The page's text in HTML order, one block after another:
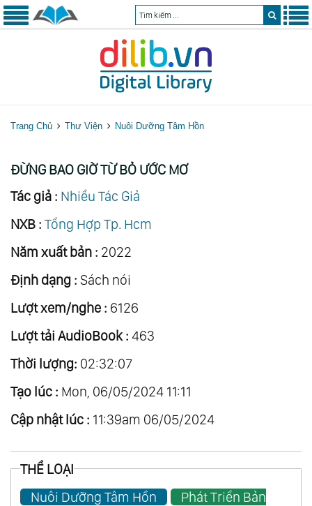
Trang Chủ Thư Viện Nuôi Dưỡng Tâm Hồn
ĐỪNG BAO GIỜ TỪ BỎ ƯỚC MƠ
Tác giả : Nhiều Tác Giả
NXB : Tổng Hợp Tp. Hcm
Năm xuất bản : 2022
Định dạng : Sách nói
Lượt xem/nghe : 6126
Lượt tải AudioBook : 463
Thời lượng: 02:32:07
Tạo lúc : Mon, 06/05/2024 11:11
Cập nhật lúc : 11:39am 06/05/2024
THỂ LOẠI
Nuôi Dưỡng Tâm Hồn
Phát Triển Bản